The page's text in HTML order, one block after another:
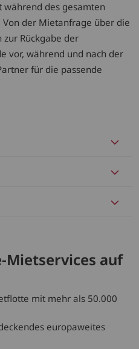
des gesamten
Von der Mietanfrage über die
Rückgabe der
vor, während und nach der
für die passende
Mietservices auf
mit mehr als 50.000
europaweites